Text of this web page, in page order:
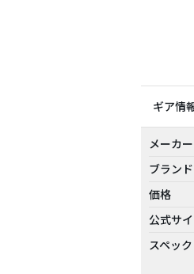
ギア情
メーカー
ブランド
価格
公式サ
スペック